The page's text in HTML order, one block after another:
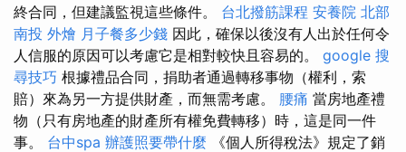
終合同，但建議監視這些條件。 台北撥筋課程 安養院 北部
南投 外燴 月子餐多少錢 因此，確保以後沒有人出於任何令
人信服的原因可以考慮它是相對較快且容易的。 google 搜
尋技巧 根據禮品合同，捐助者通過轉移事物（權利，索
賠）來為另一方提供財產，而無需考慮。 腰痛 當房地產禮
物（只有房地產的財產所有權免費轉移）時，這是同一件
事。 台中spa 辦護照要帶什麼 《個人所得稅法》規定了銷